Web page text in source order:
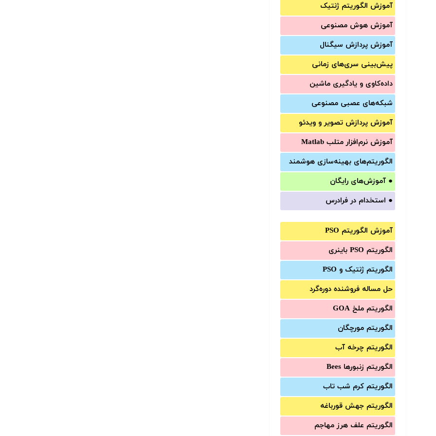
آموزش الگوریتم ژنتیک
آموزش‌ هوش مصنوعی
آموزش‌ پردازش سیگنال
پیش‌‌بینی سری‌‌های زمانی
داده‌کاوی و یادگیری ماشین
شبکه‌های عصبی مصنوعی
آموزش‌ پردازش تصویر و ویدئو
آموزش‌ نرم‌افزار متلب Matlab
الگوریتم‌های بهینه‌سازی هوشمند
● آموزش‌های رایگان
● استخدام در فرادرس
آموزش الگوریتم PSO
الگوریتم PSO باینری
الگوریتم ژنتیک و PSO
حل مساله فروشنده دوره‌گرد
الگوریتم ملخ GOA
الگوریتم مورچگان
الگوریتم چرخه آب
الگوریتم زنبورها Bees
الگوریتم کرم شب تاب
الگوریتم جهش قورباغه
الگوریتم علف هرز مهاجم